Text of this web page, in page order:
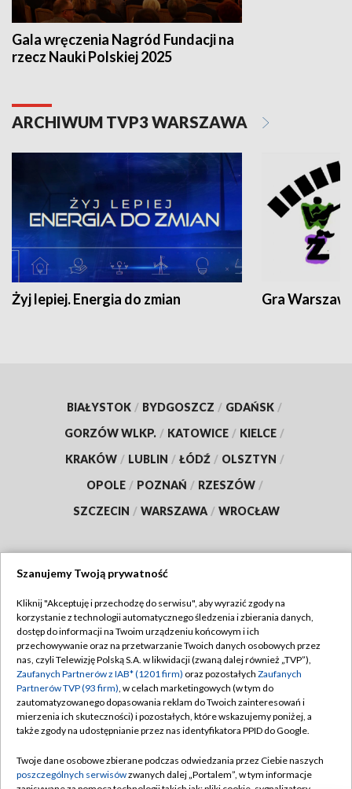
Gala wręczenia Nagród Fundacji na
rzecz Nauki Polskiej 2025
ARCHIWUM TVP3 WARSZAWA
Żyj lepiej. Energia do zmian Gra
BIAŁYSTOK / BYDGOSZCZ / GDAŃSK /
GORZÓW WLKP. / KATOWICE / KIELCE /
KRAKÓW / LUBLIN / ŁÓDŹ / OLSZTYN /
OPOLE / POZNAŃ / RZESZÓW /
SZCZECIN / WARSZAWA / WROCŁAW
TVP
Abonament TVP
Emisja w TVP
Centrum informacji TVP
Naziemna Telewizja Cyfrowa
Rada Programowa
Regulamin TVP
Polityka prywatności
Moje zgody
Pomoc
Kontakt
Szanujemy Twoją prywatność
Kliknij "Akceptuję i przechodzę do serwisu", aby wyrazić zgody na
korzystanie z technologii automatycznego śledzenia i zbierania danych,
dostęp do informacji na Twoim urządzeniu końcowym i ich
przechowywanie oraz na przetwarzanie Twoich danych osobowych przez
nas, czyli Telewizję Polską S.A. w likwidacji (zwaną dalej również „TVP”),
Zaufanych Partnerów z IAB* (1201 firm) oraz pozostałych Zaufanych
Partnerów TVP (93 firm), w celach marketingowych (w tym do
zautomatyzowanego dopasowania reklam do Twoich zainteresowań i
mierzenia ich skuteczności) i pozostałych, które wskazujemy poniżej, a
także zgody na udostępnianie przez nas identyfikatora PPID do Google.
Twoje dane osobowe zbierane podczas odwiedzania przez Ciebie naszych
poszczególnych serwisówzwanych dalej „Portalem”, w tym informacje